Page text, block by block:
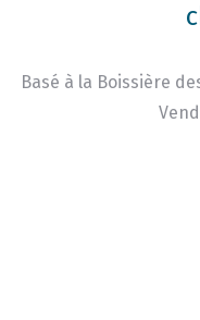
Basé à la Boissière